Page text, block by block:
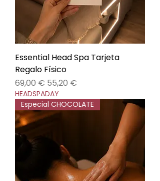
Essential Head Spa Tarjeta
Regalo Físico
Precio
69,00 € Precio de oferta
55,20 €
HEADSPADAY
Especial CHOCOLATE